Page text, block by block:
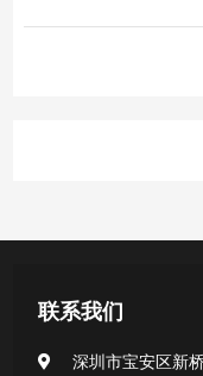
产品中心
医用无菌采样拭子系
一次性使用采样器
联系我们
深圳市宝安区新